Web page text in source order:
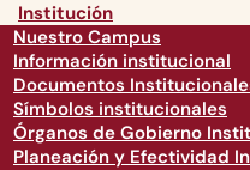
Institución
Nuestro Campus
Información institucional
Documentos
Símbolos institucionales
Órganos de Gobierno
Planeación y Efectividad